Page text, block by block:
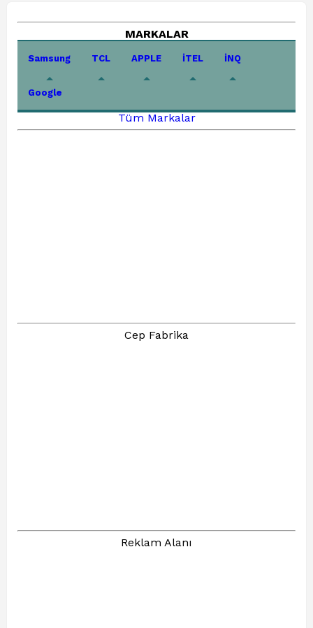
MARKALAR
Samsung TCL APPLE İTEL İNQ
Google
Tüm Markalar
Cep Fabrika
Reklam Alanı